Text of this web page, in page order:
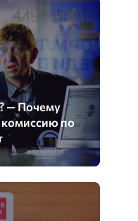
— Почему
по